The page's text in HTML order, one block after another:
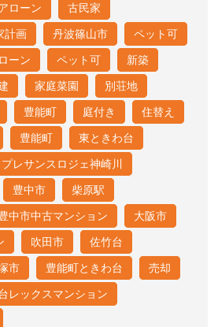
ローン 古民家
画 丹波篠山市 ペット可
ーン ペット可 新築
家庭菜園 別荘地
豊能町 庭付き 住替え
豊能町 東ときわ台
プレサンスロジェ神崎川
豊中市 柴原駅
中市中古マンション 大阪市
吹田市 佐竹台
市 豊能町ときわ台 売却
レックスマンション